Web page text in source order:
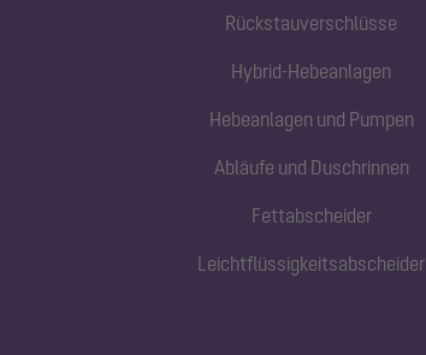
Rückstauverschlüsse
Hybrid-Hebeanlagen
Hebeanlagen und Pumpen
Abläufe und Duschrinnen
Fettabscheider
Leichtflüssigkeitsabscheider